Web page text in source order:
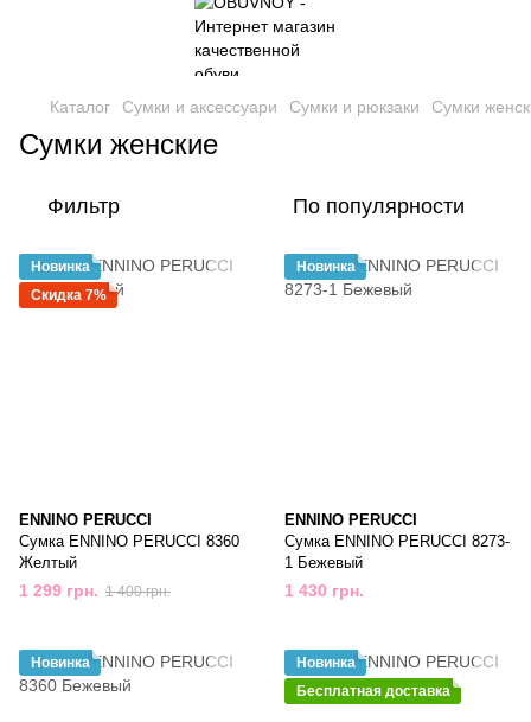
Каталог Сумки и аксессуари Сумки и рюкзаки Сумки
Сумки женские
Фильтр По популярности
Новинка
Скидка 7%
ENNINO PERUCCI
Сумка ENNINO PERUCCI 8360
Желтый
1 299 грн. 1 400 грн.
Новинка
ENNINO PERUCCI
Сумка ENNINO PERUCCI 8273-
1 Бежевый
1 430 грн.
Новинка
Новинка
Бесплатная доставка